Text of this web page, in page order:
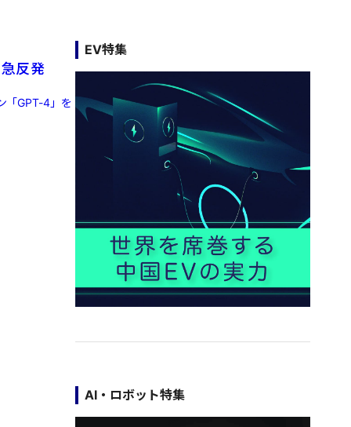
反発
「GPT-4」を
EV特集
AI・ロボット特集